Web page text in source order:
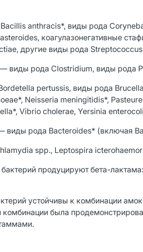
anthracis*, виды рода
коагулазонегативные
другие виды рода
виды рода Clostridium, виды рода
pertussis, виды рода
Neisseria meningitidis*,
Vibrio cholerae, Yersinia
виды рода Bacteroides* (включая
spp., Leptospira
продуцируют бета-
устойчивы к комбинации
комбинации была